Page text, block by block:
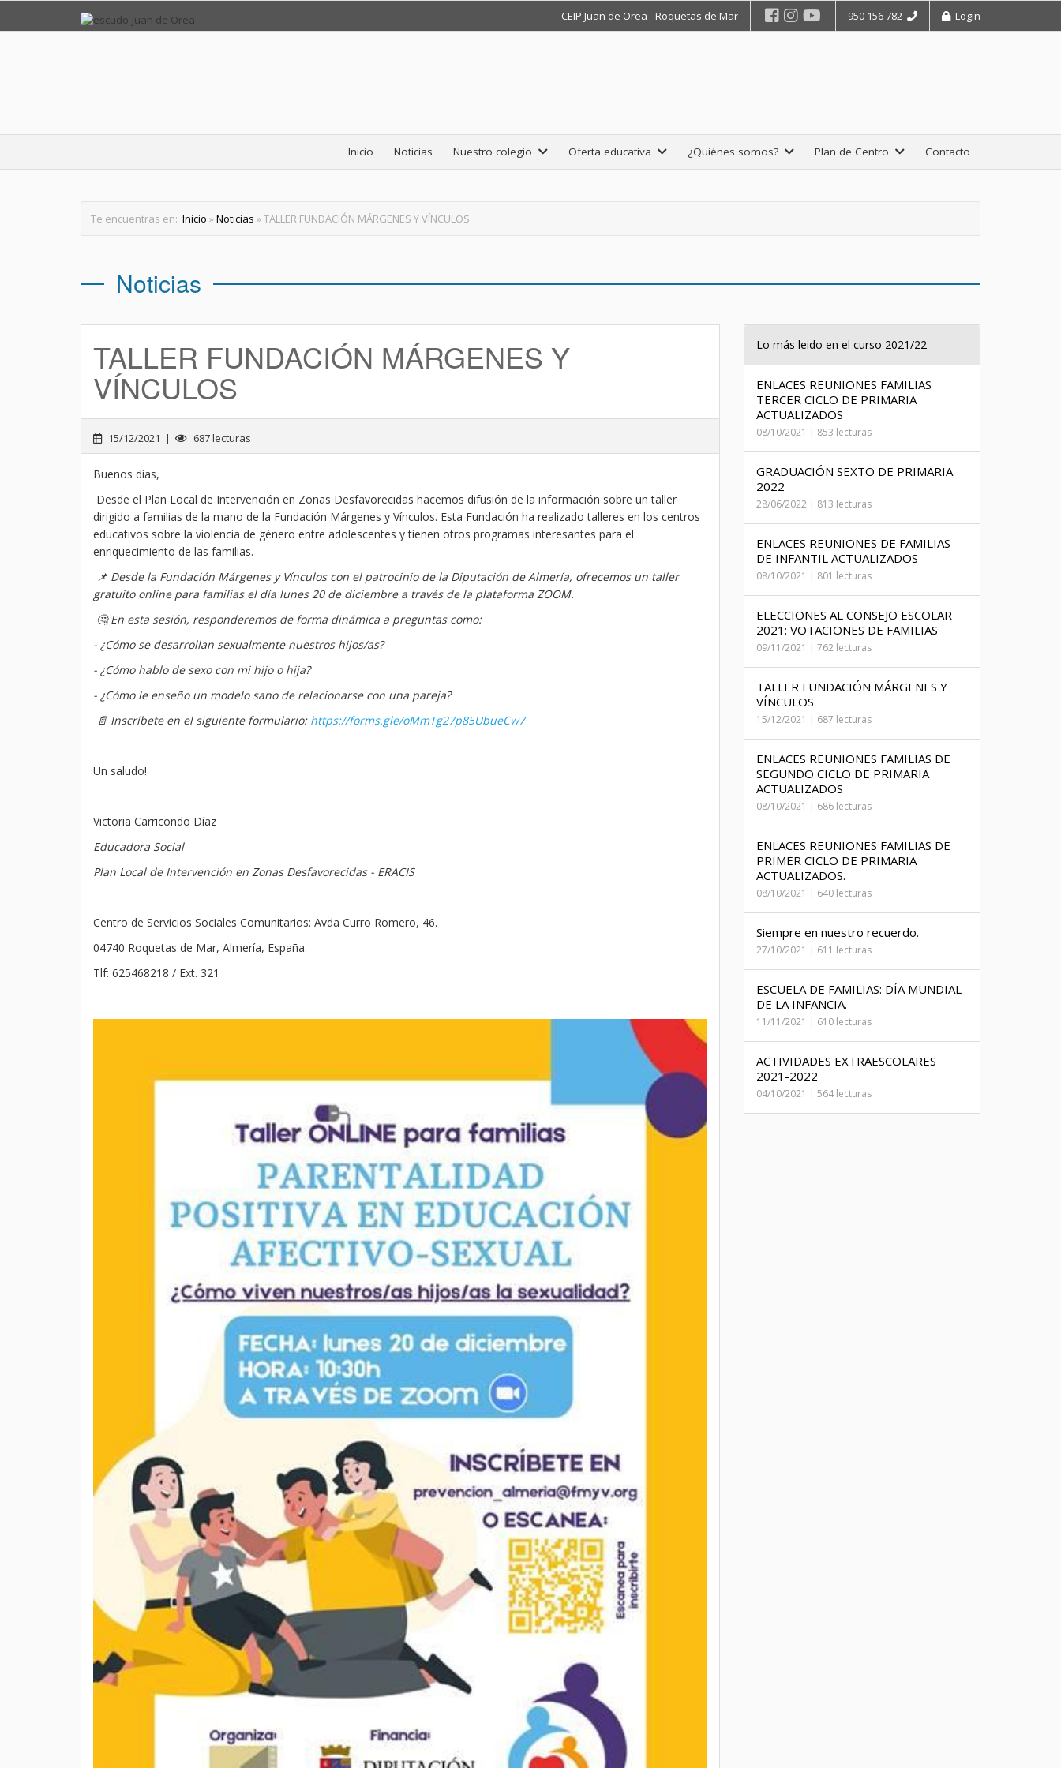
Login
950 156 782
CEIP Juan de Orea - Roquetas de Mar
Inicio Noticias Nuestro colegio Oferta educativa ¿Quiénes somos? Plan de Centro Contacto
Te encuentras en: Inicio »Noticias » TALLER FUNDACIÓN MÁRGENES Y VÍNCULOS
Noticias
TALLER FUNDACIÓN MÁRGENES Y
VÍNCULOS
15/12/2021 | 687 lecturas
Buenos días,
Desde el Plan Local de Intervención en Zonas Desfavorecidas hacemos difusión de la información sobre un taller
dirigido a familias de la mano de la Fundación Márgenes y Vínculos. Esta Fundación ha realizado talleres en los centros
educativos sobre la violencia de género entre adolescentes y tienen otros programas interesantes para el
enriquecimiento de las familias.
📌 Desde la Fundación Márgenes y Vínculos con el patrocinio de la Diputación de Almería, ofrecemos un taller
gratuito online para familias el día lunes 20 de diciembre a través de la plataforma ZOOM.
🤔En esta sesión, responderemos de forma dinámica a preguntas como:
- ¿Cómo se desarrollan sexualmente nuestros hijos/as?
- ¿Cómo hablo de sexo con mi hijo o hija?
- ¿Cómo le enseño un modelo sano de relacionarse con una pareja?
📄 Inscríbete en el siguiente formulario: https://forms.gle/oMmTg27p85UbueCw7
Un saludo!
Victoria Carricondo Díaz
Educadora Social
Plan Local de Intervención en Zonas Desfavorecidas - ERACIS
Centro de Servicios Sociales Comunitarios: Avda Curro Romero, 46.
04740 Roquetas de Mar, Almería, España.
Tlf: 625468218 / Ext. 321
Lo más leido en el curso 2021/22
ENLACES REUNIONES FAMILIAS
TERCER CICLO DE PRIMARIA
ACTUALIZADOS
08/10/2021 | 853 lecturas
GRADUACIÓN SEXTO DE PRIMARIA
2022
28/06/2022 | 813 lecturas
ENLACES REUNIONES DE FAMILIAS
DE INFANTIL ACTUALIZADOS
08/10/2021 | 801 lecturas
ELECCIONES AL CONSEJO ESCOLAR
2021: VOTACIONES DE FAMILIAS
09/11/2021 | 762 lecturas
TALLER FUNDACIÓN MÁRGENES Y
VÍNCULOS
15/12/2021 | 687 lecturas
ENLACES REUNIONES FAMILIAS DE
SEGUNDO CICLO DE PRIMARIA
ACTUALIZADOS
08/10/2021 | 686 lecturas
ENLACES REUNIONES FAMILIAS DE
PRIMER CICLO DE PRIMARIA
ACTUALIZADOS.
08/10/2021 | 640 lecturas
Siempre en nuestro recuerdo.
27/10/2021 | 611 lecturas
ESCUELA DE FAMILIAS: DÍA MUNDIAL
DE LA INFANCIA.
11/11/2021 | 610 lecturas
ACTIVIDADES EXTRAESCOLARES
2021-2022
04/10/2021 | 564 lecturas